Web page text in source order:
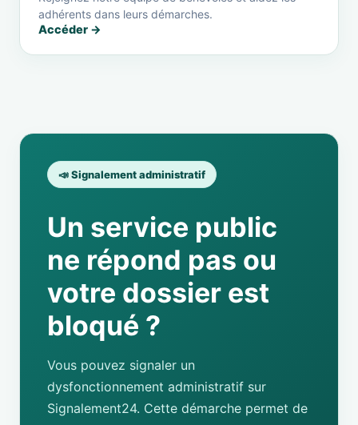
adhérents dans leurs démarches.
Accéder →
📣 Signalement administratif
Un service public
ne répond pas ou
votre dossier est
bloqué ?
Vous pouvez signaler un
dysfonctionnement administratif sur
Signalement24. Cette démarche permet de